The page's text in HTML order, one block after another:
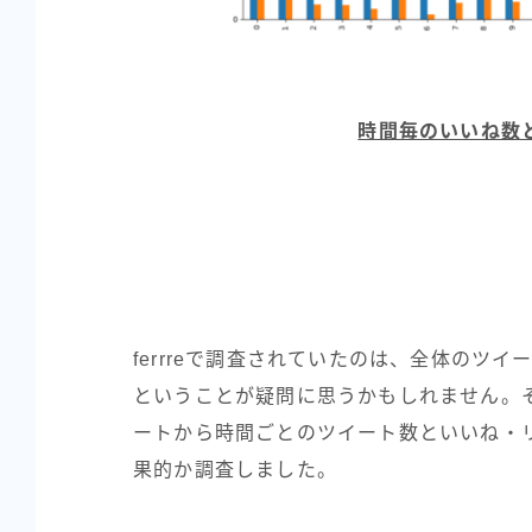
時間毎のいいね数
ferrreで調査されていたのは、全体のツイ
ということが疑問に思うかもしれません
ートから時間ごとのツイート数といいね
果的か調査しました。